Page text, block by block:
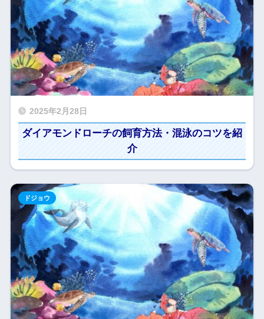
2025年2月28日
ダイアモンドローチの飼育方法・混泳のコツを紹
介
ドジョウ